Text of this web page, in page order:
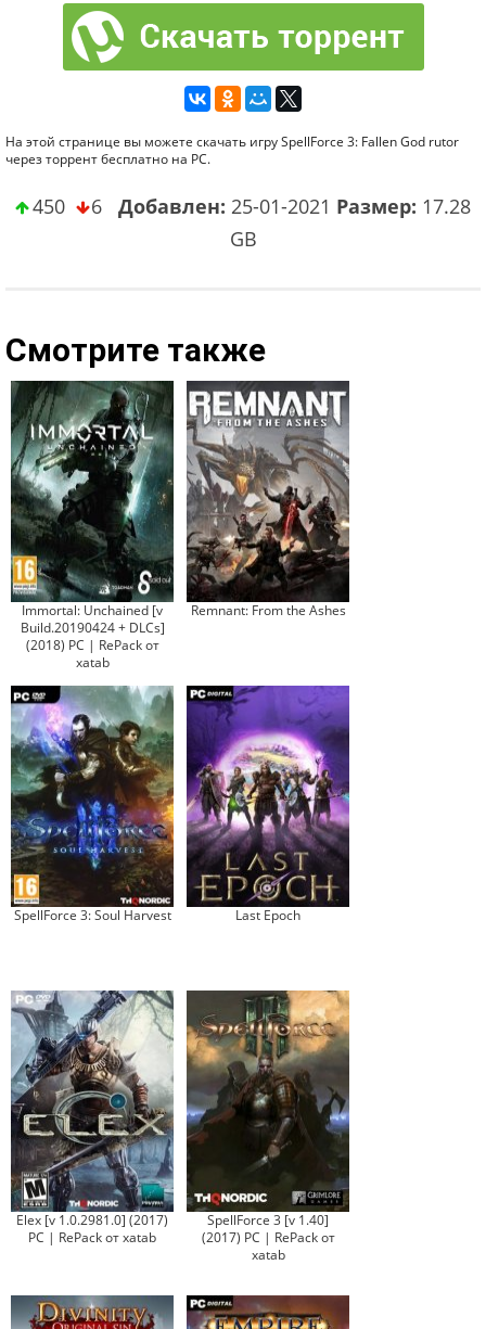
На этой странице вы можете скачать игру SpellForce 3: Fallen God rutor
через торрент бесплатно на PC.
450 6 Добавлен: 25-01-2021 Размер: 17.28
GB
Смотрите также
Immortal: Unchained [v
Build.20190424 + DLCs]
(2018) PC | RePack от
xatab
Remnant: From the Ashes
SpellForce 3: Soul Harvest Last Epoch
Elex [v 1.0.2981.0] (2017)
PC | RePack от xatab
SpellForce 3 [v 1.40]
(2017) PC | RePack от
xatab